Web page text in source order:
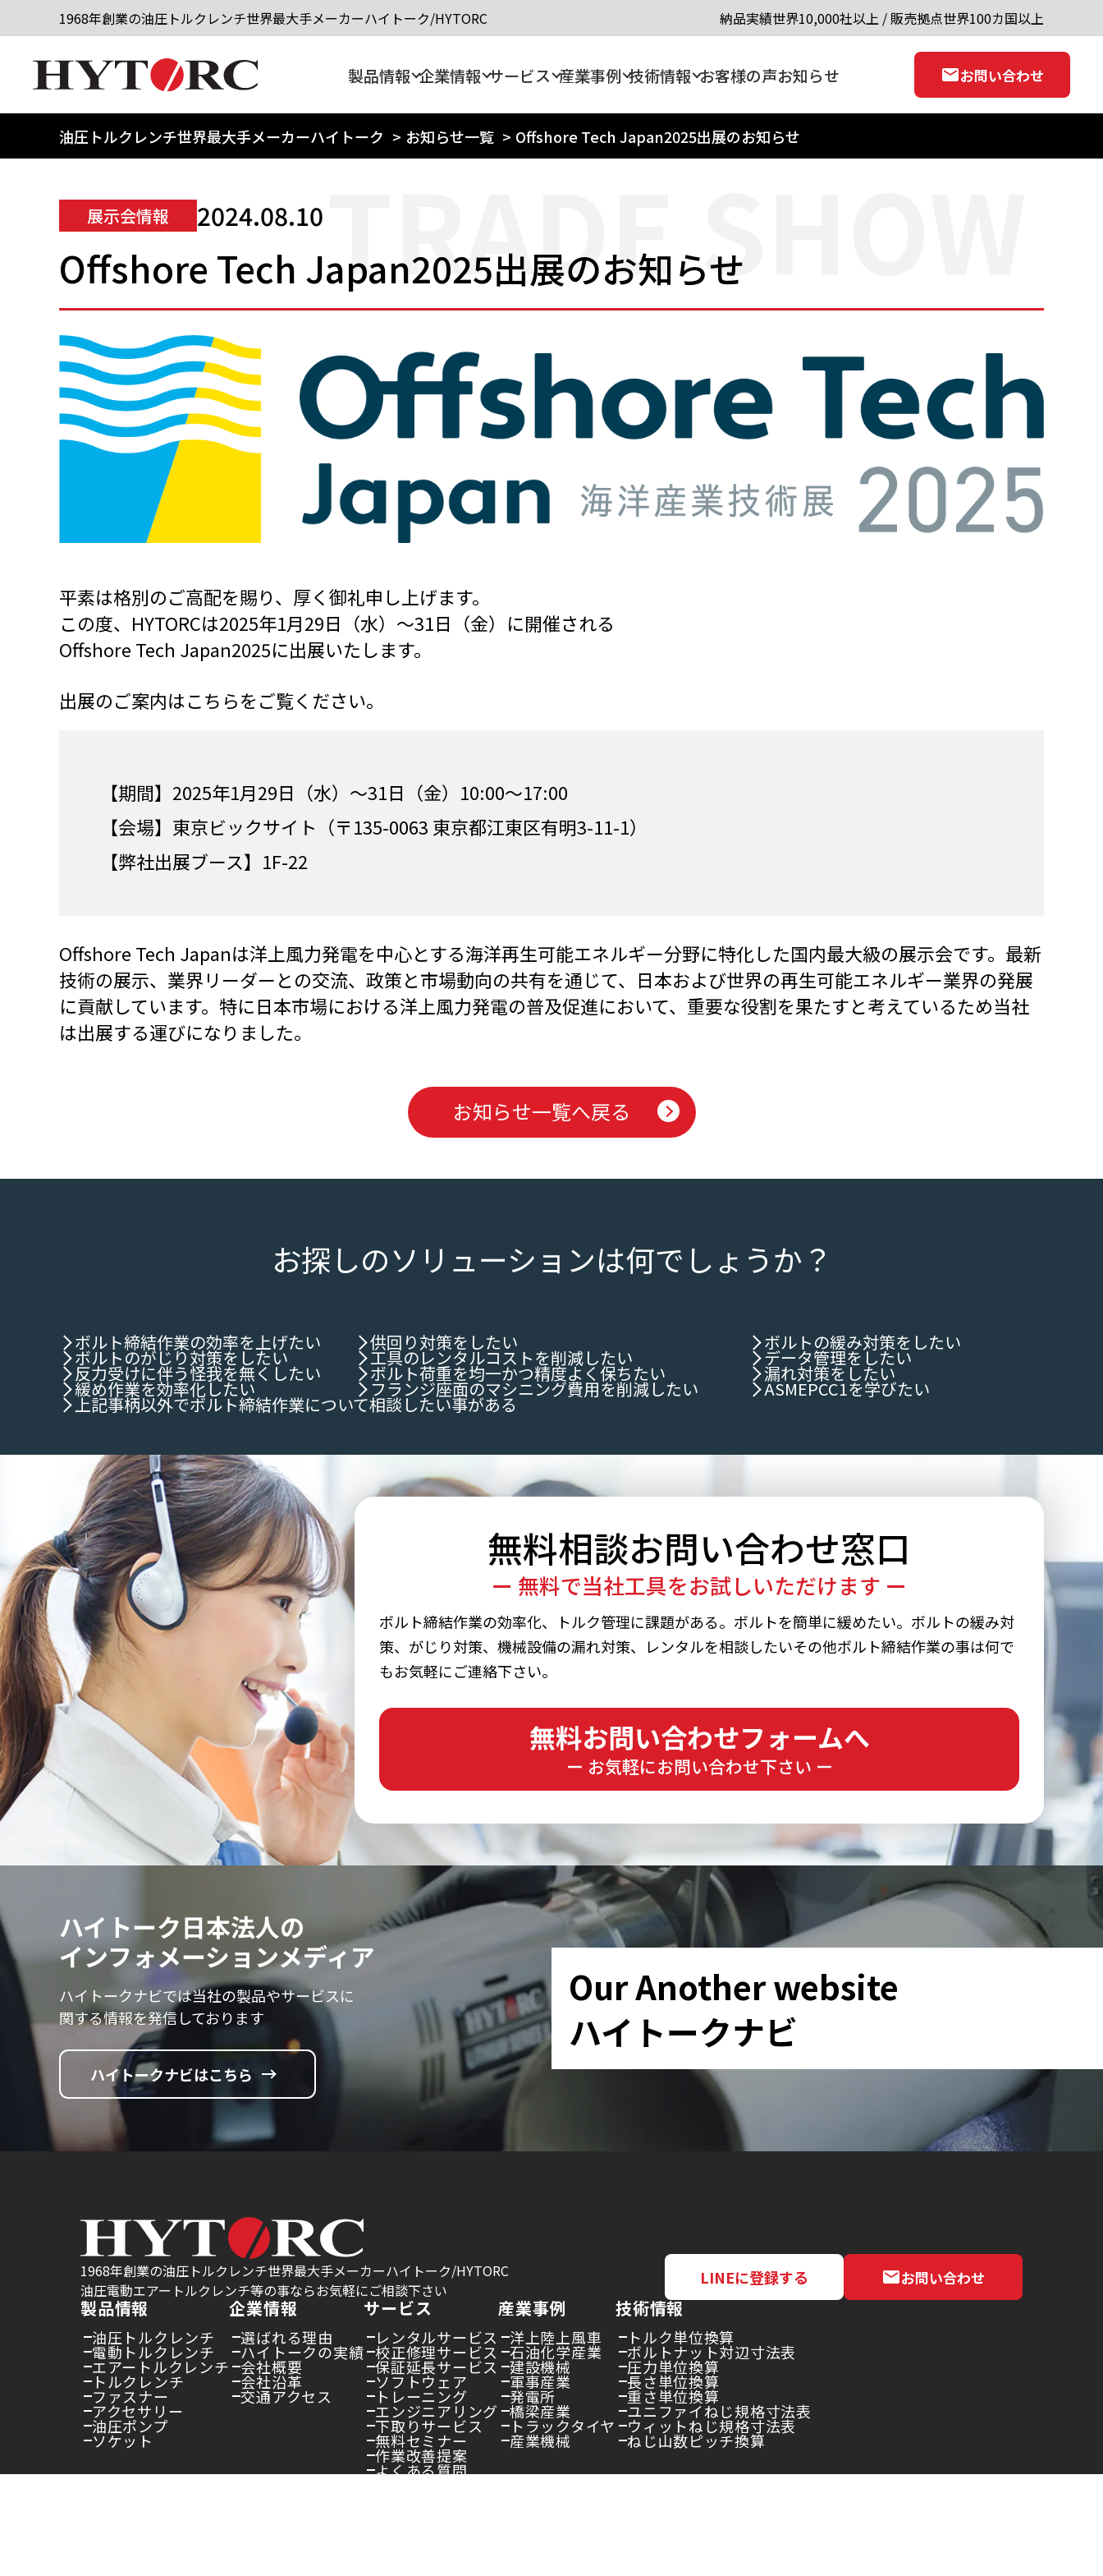
1968年創業の油圧トルクレンチ世界最大手メーカーハイトーク/HYTORC 納品実績世界10,000社以上 / 販売拠点世界100カ国以上
製品情報 企業情報 サービス 産業事例 技術情報 お客様の声お知らせ お問い合わせ
油圧トルクレンチ世界最大手メーカーハイトーク > お知らせ一覧 > Offshore Tech Japan2025出展のお知らせ
TRADE SHOW
展示会情報 2024.08.10
Offshore Tech Japan2025出展のお知らせ
平素は格別のご高配を賜り、厚く御礼申し上げます。
この度、HYTORCは2025年1月29日（水）〜31日（金）に開催される
Offshore Tech Japan2025に出展いたします。
出展のご案内はこちらをご覧ください。
【期間】2025年1月29日（水）〜31日（金）10:00〜17:00
【会場】東京ビックサイト（〒135-0063 東京都江東区有明3-11-1）
【弊社出展ブース】1F-22
Offshore Tech Japanは洋上風力発電を中心とする海洋再生可能エネルギー分野に特化した国内最大級の展示会です。最新
技術の展示、業界リーダーとの交流、政策と市場動向の共有を通じて、日本および世界の再生可能エネルギー業界の発展
に貢献しています。特に日本市場における洋上風力発電の普及促進において、重要な役割を果たすと考えているため当社
は出展する運びになりました。
お知らせ一覧へ戻る
お探しのソリューションは何でしょうか？
ボルト締結作業の効率を上げたい 供回り対策をしたい ボルトの緩み対策をしたい
ボルトのがじり対策をしたい 工具のレンタルコストを削減したい データ管理をしたい
反力受けに伴う怪我を無くしたい ボルト荷重を均一かつ精度よく保ちたい 漏れ対策をしたい
緩め作業を効率化したい フランジ座面のマシニング費用を削減したい ASMEPCC1を学びたい
上記事柄以外でボルト締結作業について相談したい事がある
無料相談お問い合わせ窓口
ー 無料で当社工具をお試しいただけます ー
ボルト締結作業の効率化、トルク管理に課題がある。ボルトを簡単に緩めたい。ボルトの緩み対
策、がじり対策、機械設備の漏れ対策、レンタルを相談したいその他ボルト締結作業の事は何で
もお気軽にご連絡下さい。
無料お問い合わせフォームへ
ー お気軽にお問い合わせ下さい ー
Our Another website
ハイトークナビ
ハイトーク日本法人の
インフォメーションメディア
ハイトークナビでは当社の製品やサービスに
関する情報を発信しております
ハイトークナビはこちら
1968年創業の油圧トルクレンチ世界最大手メーカーハイトーク/HYTORC
油圧電動エアートルクレンチ等の事ならお気軽にご相談下さい
LINEに登録する お問い合わせ
製品情報
油圧トルクレンチ
電動トルクレンチ
エアートルクレンチ
トルクレンチ
ファスナー
アクセサリー
油圧ポンプ
ソケット
企業情報
選ばれる理由
ハイトークの実績
会社概要
会社沿革
交通アクセス
サービス
レンタルサービス
校正修理サービス
保証延長サービス
ソフトウェア
トレーニング
エンジニアリング
下取りサービス
無料セミナー
作業改善提案
よくある質問
産業事例
洋上陸上風車
石油化学産業
建設機械
軍事産業
発電所
橋梁産業
トラックタイヤ
産業機械
技術情報
トルク単位換算
ボルトナット対辺寸法表
圧力単位換算
長さ単位換算
重さ単位換算
ユニファイねじ規格寸法表
ウィットねじ規格寸法表
ねじ山数ピッチ換算